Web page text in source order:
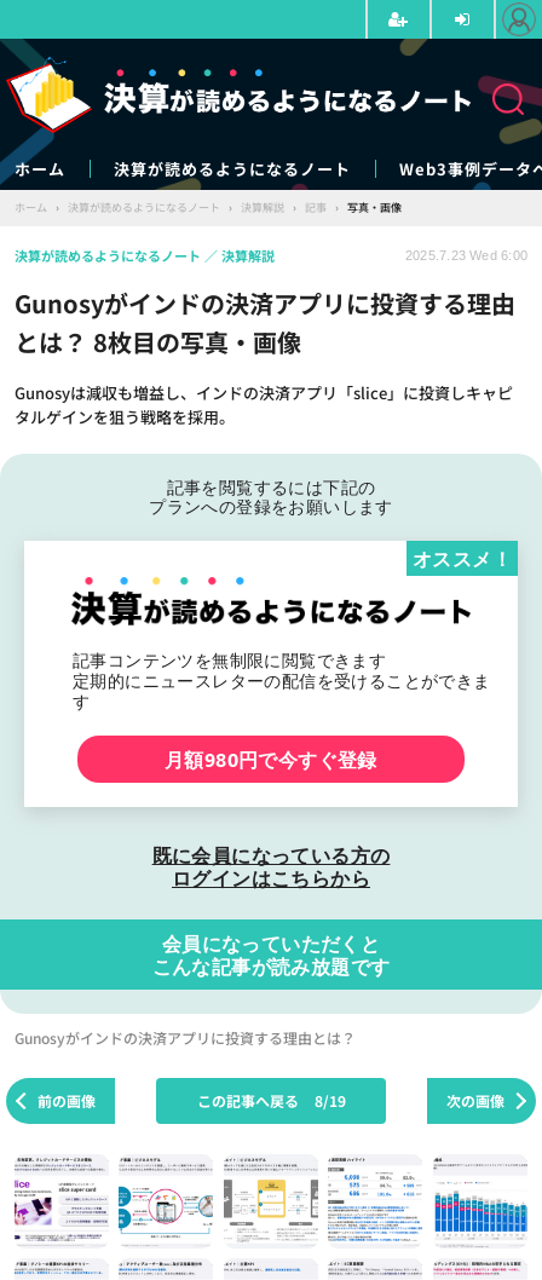
ホーム 決算が読めるようになるノート Web3事例データ
ホーム › 決算が読めるようになるノート › 決算解説 › 記事 › 写真・画像
Gunosyがインドの決済アプリに投資する理由
とは？ 8枚目の写真・画像
Gunosyは減収も増益し、インドの決済アプリ「slice」に投資しキャピ
タルゲインを狙う戦略を採用。
決算が読めるようになるノート 決算解説 2025.7.23 Wed 6:00
記事を閲覧するには下記の
プランへの登録をお願いします
記事コンテンツを無制限に閲覧できます
定期的にニュースレターの配信を受けることができま
す
オススメ！
月額980円で今すぐ登録
既に会員になっている方の
ログインはこちらから
会員になっていただくと
こんな記事が読み放題です
Gunosyがインドの決済アプリに投資する理由とは？
前の画像 次の画像
この記事へ戻る 8/19